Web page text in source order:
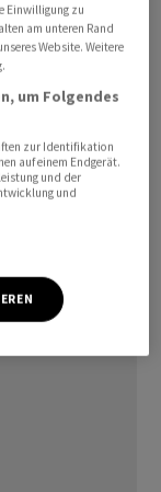
Stadt
insgesamt 35
Woche
vier
Angaben
seit 17
zufolge
ast/DP/nas
Einwilligung zu
am unteren Rand
Website. Weitere
um Folgendes
zur Identifikation
auf einem Endgerät.
und der
und